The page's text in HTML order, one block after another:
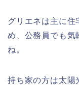
グリエネは主に住
め、公務員でも気
ね。
持ち家の方は太陽